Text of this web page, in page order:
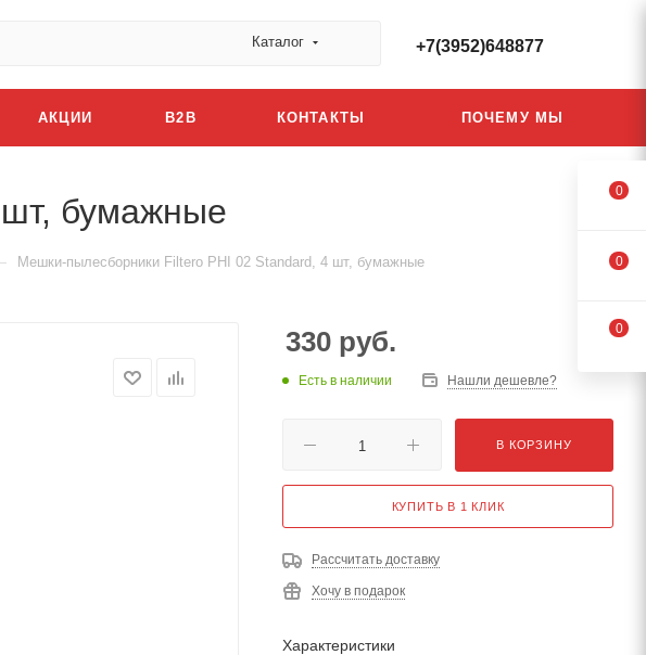
Каталог +7(3952)648877
АКЦИИ B2B КОНТАКТЫ ПОЧЕМУ МЫ
бумажные
Мешки-пылесборники Filtero PHI 02 Standard, 4 шт, бумажные
330 руб.
Есть в наличии Нашли дешевле?
В КОРЗИНУ
КУПИТЬ В 1 КЛИК
Рассчитать доставку
Хочу в подарок
Характеристики
0
0
0